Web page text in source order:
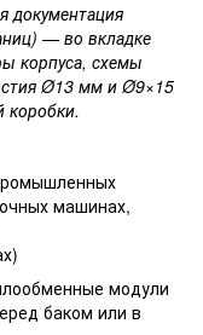
документация
— во вкладке
корпуса, схемы
Ø13 мм и Ø9×15
коробки.
машинах,
модули
баком или в